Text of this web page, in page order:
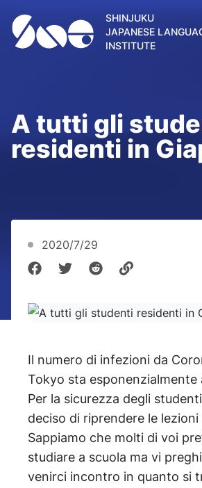
SHINJUKU
JAPANESE
INSTITUTE
A tutti gli
residenti in
2020/7/29
Il numero di infezioni da
Tokyo sta esponenzialmente
Per la sicurezza degli
deciso di riprendere le lezioni
Sappiamo che molti di voi
studiare a scuola ma vi
venirci incontro in quanto si